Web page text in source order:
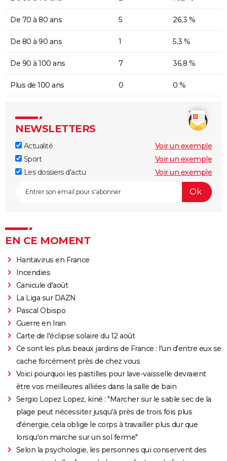
De 70 à 80 ans 5 26,3 %
De 80 à 90 ans 1 5,3 %
De 90 à 100 ans 7 36,8 %
Plus de 100 ans 0 0 %
NEWSLETTERS
Actualité
Voir un exemple
Sport
Voir un exemple
Les dossiers d'actu
Voir un exemple
EN CE MOMENT
Hantavirus en France
Incendies
Canicule d'août
La Liga sur DAZN
Pascal Obispo
Guerre en Iran
Carte de l'éclipse solaire du 12 août
Ce sont les plus beaux jardins de France : l'un d'entre eux se
cache forcément près de chez vous
Voici pourquoi les pastilles pour lave-vaisselle devraient
être vos meilleures alliées dans la salle de bain
Sergio Lopez Lopez, kiné : "Marcher sur le sable sec de la
plage peut nécessiter jusqu'à près de trois fois plus
d'énergie, cela oblige le corps à travailler plus dur que
lorsqu'on marche sur un sol ferme"
Selon la psychologie, les personnes qui conservent des